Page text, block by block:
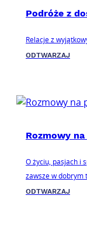
Podróże z
Relacje z
ODTWARZAJ
Rozmowy
O życiu, pasjach i
zawsze w dobrym
ODTWARZAJ